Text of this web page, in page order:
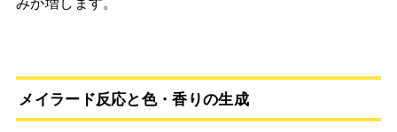
メイラード反応と色・香りの生成